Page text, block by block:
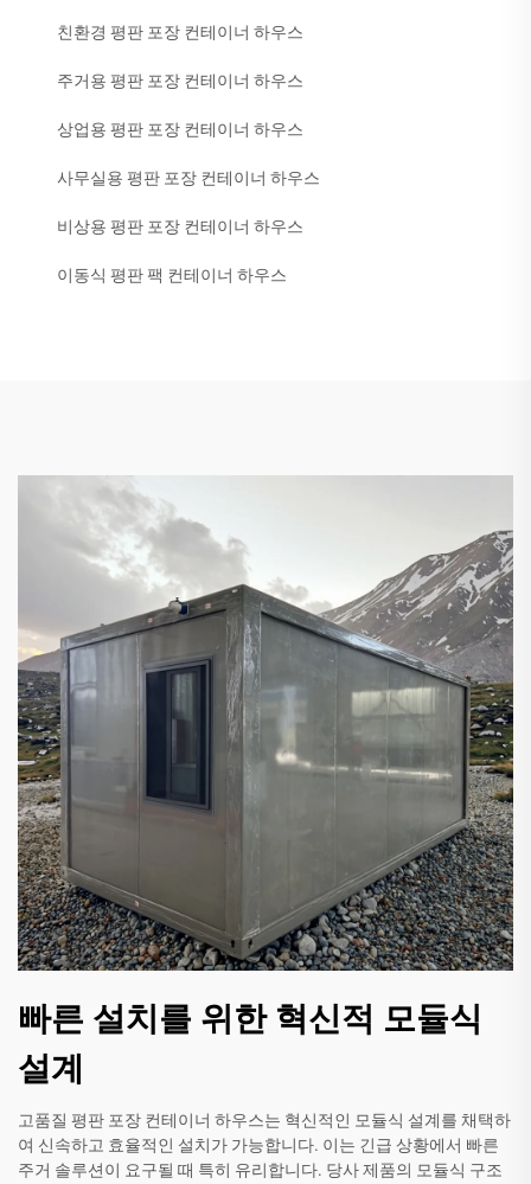
친환경 평판 포장 컨테이너 하우스
주거용 평판 포장 컨테이너 하우스
상업용 평판 포장 컨테이너 하우스
사무실용 평판 포장 컨테이너 하우스
비상용 평판 포장 컨테이너 하우스
이동식 평판 팩 컨테이너 하우스
빠른 설치를 위한 혁신적 모듈식
설계
고품질 평판 포장 컨테이너 하우스는 혁신적인 모듈식 설계를 채택하
여 신속하고 효율적인 설치가 가능합니다. 이는 긴급 상황에서 빠른
주거 솔루션이 요구될 때 특히 유리합니다. 당사 제품의 모듈식 구조